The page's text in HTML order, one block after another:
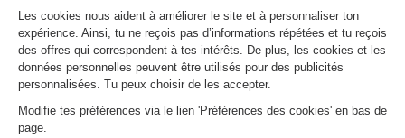
Wifi payant Bord de mer
+ 5
MOBILHOME 4 personnes - Classic | 2 Ch. | 4 Pers. |
Terrasse surélevée | 1 SDB | Clim
Meilleur prix pour 7 nuits